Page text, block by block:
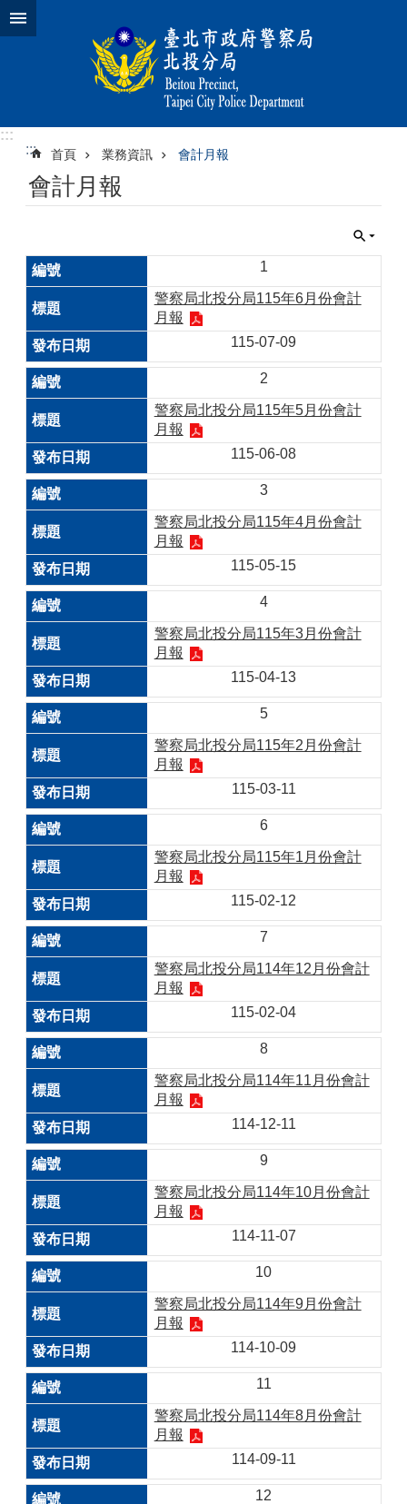
跳到主要內容區塊
:::
:::
首頁 業務資訊 會計月報
會計月報
1
警察局北投分局115年6月份會計
月報
115-07-09
2
警察局北投分局115年5月份會計
月報
115-06-08
3
警察局北投分局115年4月份會計
月報
115-05-15
4
警察局北投分局115年3月份會計
月報
115-04-13
5
警察局北投分局115年2月份會計
月報
115-03-11
6
警察局北投分局115年1月份會計
月報
115-02-12
7
警察局北投分局114年12月份會計
月報
115-02-04
8
警察局北投分局114年11月份會計
月報
114-12-11
9
警察局北投分局114年10月份會計
月報
114-11-07
10
警察局北投分局114年9月份會計
月報
114-10-09
11
警察局北投分局114年8月份會計
月報
114-09-11
12